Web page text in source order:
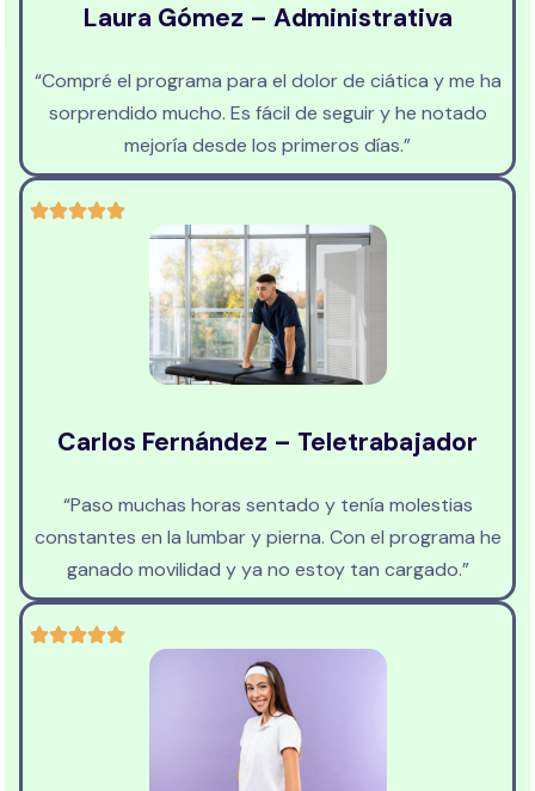
Laura Gómez – Administrativa
“Compré el programa para el dolor de ciática y me ha
sorprendido mucho. Es fácil de seguir y he notado
mejoría desde los primeros días.”
Carlos Fernández – Teletrabajador
“Paso muchas horas sentado y tenía molestias
constantes en la lumbar y pierna. Con el programa he
ganado movilidad y ya no estoy tan cargado.”